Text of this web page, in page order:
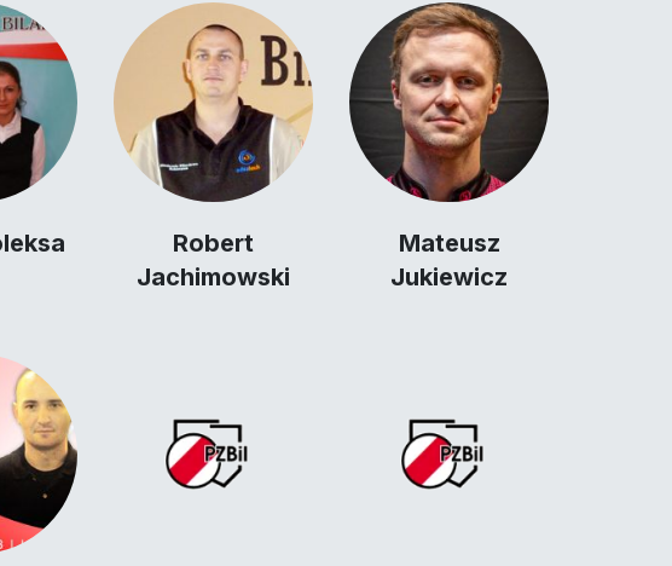
Robert
Jachimowski
Mateusz
Jukiewicz